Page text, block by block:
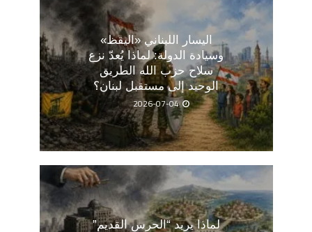
اليسار اللبناني «اليقظ»
وسيادة الدولة: لماذا يُعدّ نزع
سلاح حزب الله الطريق
الوحيد إلى مستقبل لبنان؟
2026-07-04
لماذا يريد “الحرس القديم”